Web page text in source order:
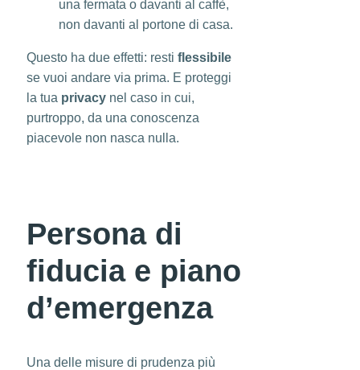
una fermata o davanti al caffè,
non davanti al portone di casa.
Questo ha due effetti: resti flessibile
se vuoi andare via prima. E proteggi
la tua privacynel caso in cui,
purtroppo, da una conoscenza
piacevole non nasca nulla.
Persona di
fiducia e piano
d’emergenza
Una delle misure di prudenza più